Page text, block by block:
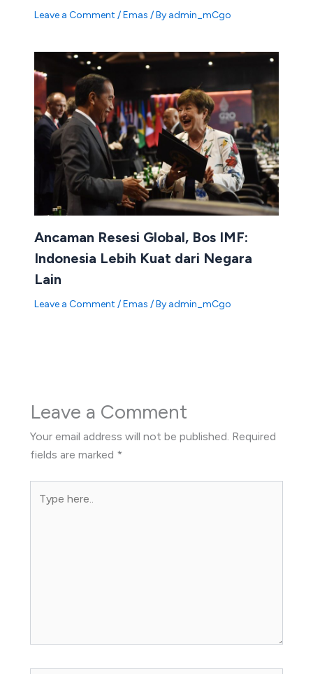
Leave a Comment /Emas / By admin_mCgo
Ancaman Resesi Global, Bos IMF:
Indonesia Lebih Kuat dari Negara
Lain
Leave a Comment /Emas / By admin_mCgo
Leave a Comment
Your email address will not be published. Required
fields are marked *
here..